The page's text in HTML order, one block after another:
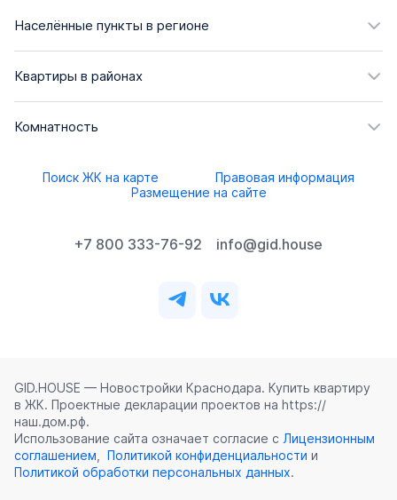
Населённые пункты в регионе
Квартиры в районах
Комнатность
Поиск ЖК на карте
Правовая информация
Размещение на сайте
+7 800 333-76-92 info@gid.house
GID.HOUSE — Новостройки Краснодара. Купить квартиру
в ЖК. Проектные декларации проектов на https://
наш.дом.рф.
Использование сайта означает согласие с Лицензионным
соглашением
Политикой конфиденциальности и
Политикой обработки персональных данных.